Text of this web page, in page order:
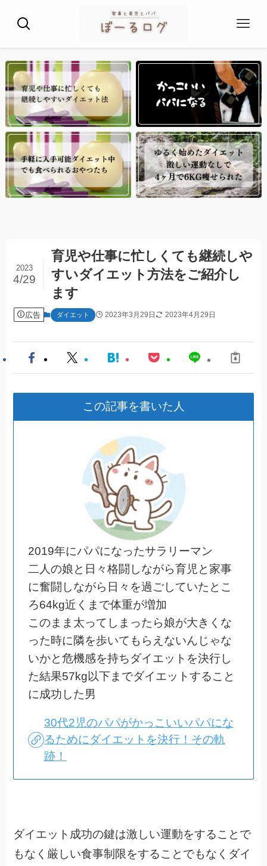
育児や仕事に忙しくても継続しや
すいダイエット方法をご紹介し
ます
2023
4/29
広告 ダイエット 2023年3月29日 2023年4月29日
この記事を書いた人
2019年にパパになったサラリーマン
二人の娘と日々格闘しながら育児と家事
に奮闘しながら日々を過ごしていたとこ
ろ64kg近くまで体重が増加
このまま太ってしまったら娘が大きくな
った時に隣を歩いてもらえないんじゃな
いかと危機感を持ちダイエットを決行し
た結果57kg以下までダイエットすること
に成功した男
30代2児のパパがかっこいいパパにな
るためにダイエットを決行！その軌
跡！
ダイエット成功の鍵は激しい運動をすることで
もなく厳しい食事制限をすることでもなくダイ